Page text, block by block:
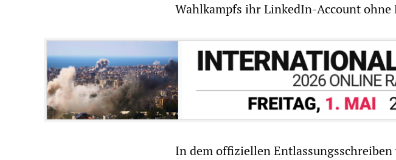
Wahlkampfs ihr LinkedIn-Account ohne
In dem offiziellen